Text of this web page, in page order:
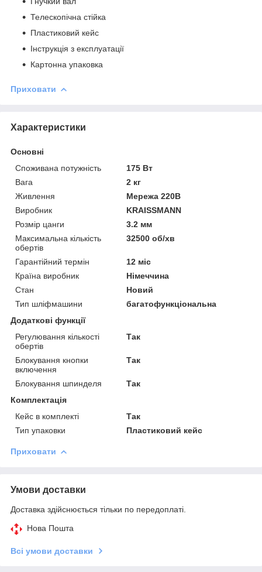
Телескопічна стійка
Пластиковий кейс
Інструкція з експлуатації
Картонна упаковка
Приховати
Характеристики
Основні
Споживана потужність
175 Вт
Вага
2 кг
Живлення
Мережа 220В
Виробник
KRAISSMANN
Розмір цанги
3.2 мм
Максимальна кількість
обертів
32500 об/хв
Гарантійний термін
12 міс
Країна виробник
Німеччина
Стан
Новий
Тип шліфмашини
багатофункціональна
Додаткові функції
Регулювання кількості
обертів
Так
Блокування кнопки
включення
Так
Блокування шпинделя
Так
Комплектація
Кейс в комплекті
Так
Тип упаковки
Пластиковий кейс
Приховати
Умови доставки
Доставка здійснюється тільки по передоплаті.
Нова Пошта
Всі умови доставки